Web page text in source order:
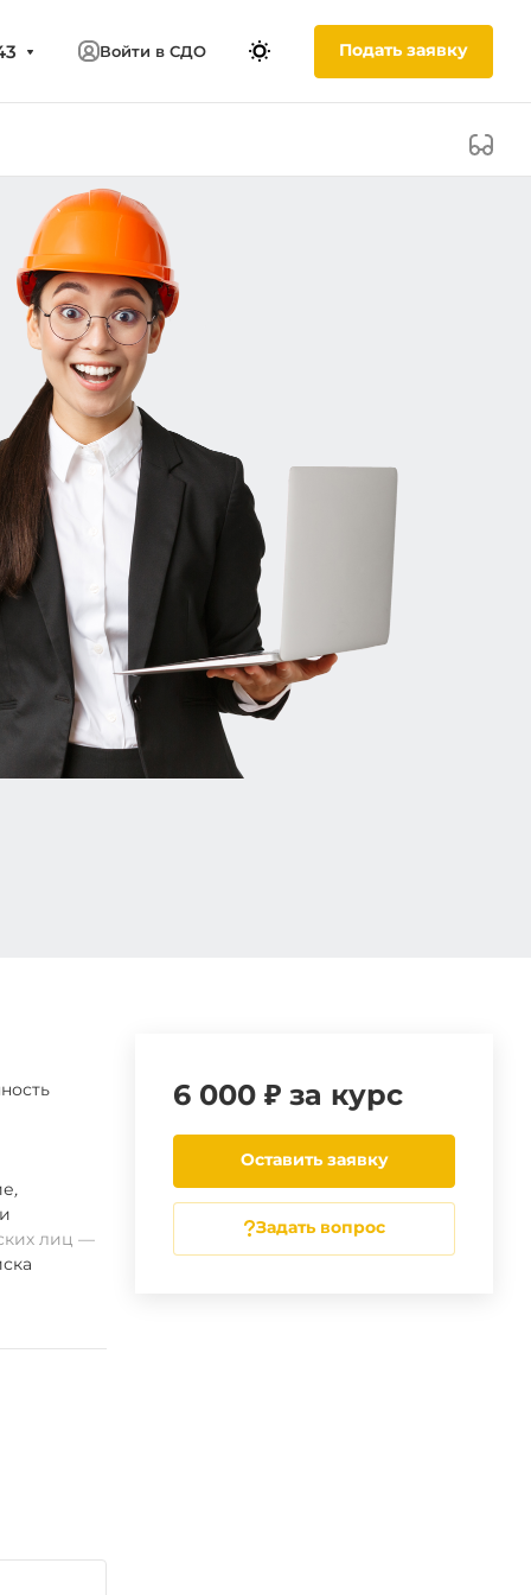
Войти в СДО Подать заявку
6 000 ₽ за курс
Оставить заявку
Задать вопрос
,
лиц